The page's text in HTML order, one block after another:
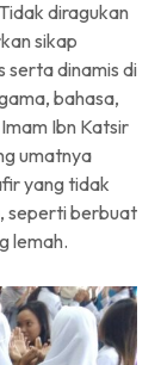
diragukan
sikap
serta dinamis di
bahasa,
Ibn Katsir
umatnya
yang tidak
seperti berbuat
lemah.